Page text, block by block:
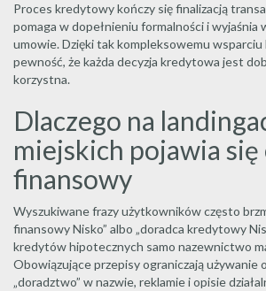
Proces kredytowy kończy się finalizacją
pomaga w dopełnieniu formalności i wyjaśnia
umowie. Dzięki tak kompleksowemu wsparciu
pewność, że każda decyzja kredytowa jest
korzystna.
Dlaczego na
miejskich pojawia
finansowy
Wyszukiwane frazy użytkowników często
finansowy Nisko” albo „doradca kredytowy
kredytów hipotecznych samo nazewnictwo
Obowiązujące przepisy ograniczają używanie
„doradztwo” w nazwie, reklamie i opisie